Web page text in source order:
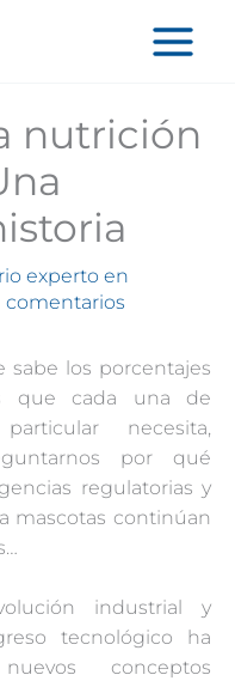
nutrición
experto en
comentarios
los porcentajes
que cada una de
necesita,
por qué
regulatorias y
mascotas continúan
industrial y
tecnológico ha
conceptos